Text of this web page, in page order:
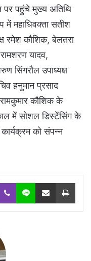
पर पहुंचे मुख्य अतिथि
महाधिवक्ता सतीश
रमेश कौशिक, बेलतरा
यादव,
सिंगरौल उपाध्यक्ष
हनुमान प्रसाद
कौशिक के
में सोशल डिस्टेंसिंग के
को संपन्न
Viber Line Share via Email Print